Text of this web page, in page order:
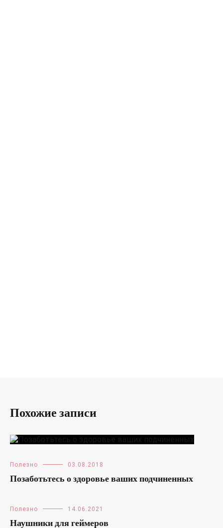
Похожие записи
Полезно 03.08.2018
Позаботьтесь о здоровье ваших подчиненных
Полезно 14.06.2021
Наушники для геймеров